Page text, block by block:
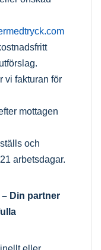
vi fakturan för
mottagen
och
arbetsdagar.
– Din partner